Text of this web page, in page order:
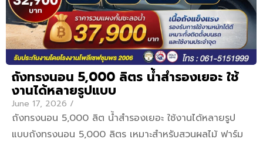
ถังทรงนอน 5,000 ลิตร น้ำสำรองเยอะ ใช้
งานได้หลายรูปแบบ
June 17, 2026 /
ถังทรงนอน 5,000 ลิต น้ำสำรองเยอะ ใช้งานได้หลายรูป
แบบถังทรงนอน 5,000 ลิตร เหมาะสำหรับสวนผลไม้ ฟาร์ม